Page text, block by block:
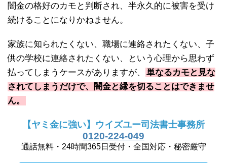
闇金の格好のカモと判断され、半永久的に被害を受け
続けることになりかねません。
家族に知られたくない、職場に連絡されたくない、子
供の学校に連絡されたくない、という心理から思わず
払ってしまうケースがありますが、
単なるカモと見な
されてしまうだけで、闇金と縁を切ることはできませ
ん。
【ヤミ金に強い】ウイズユー司法書士事務所
0120-224-049
通話無料・24時間365日受付・全国対応・秘密厳守